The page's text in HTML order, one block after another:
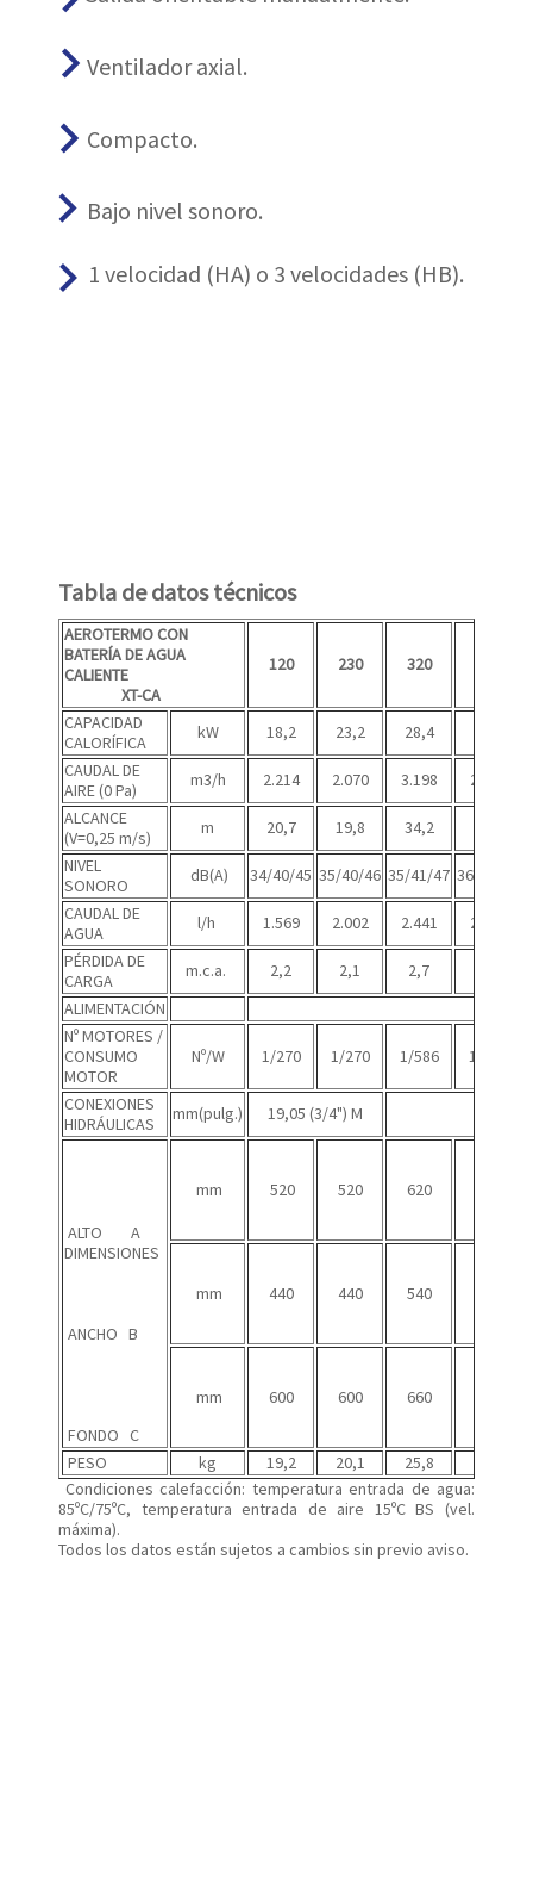
keyboard_arrow_rightVentilador axial.
keyboard_arrow_rightCompacto.
keyboard_arrow_rightBajo nivel sonoro.
keyboard_arrow_right1 velocidad (HA) o 3 velocidades (HB).
Tabla de datos técnicos
AEROTERMO CON
BATERÍA DE AGUA
CALIENTE
XT-CA
120 230 320
CAPACIDAD
CALORÍFICA
kW 18,2 23,2 28,4
CAUDAL DE
AIRE (0 Pa)
m3/h 2.214 2.070 3.198
2.880
ALCANCE
(V=0,25 m/s)
m 20,7 19,8 34,2
NIVEL
SONORO
dB(A) 34/40/45 35/40/46 35/41/47 36/42/48
CAUDAL DE
AGUA
l/h 1.569 2.002 2.441
2.985
PÉRDIDA DE
CARGA
m.c.a. 2,2 2,1 2,7
ALIMENTACIÓN
Nº MOTORES /
CONSUMO
MOTOR
Nº/W 1/270 1/270 1/586 1/586
CONEXIONES
HIDRÁULICAS
mm(pulg.) 19,05 (3/4") M
ALTO A
DIMENSIONES
ANCHO B
FONDO C
mm 520 520 620
mm 440 440 540
mm 600 600 660
PESO kg 19,2 20,1 25,8
Condiciones calefacción: temperatura entrada de agua:
85ºC/75ºC, temperatura entrada de aire 15ºC BS (vel.
máxima).
Todos los datos están sujetos a cambios sin previo aviso.